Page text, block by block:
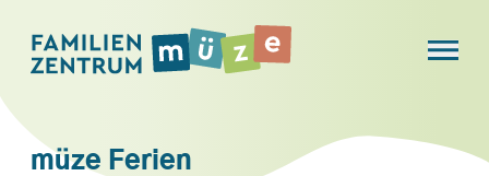
müze Ferien